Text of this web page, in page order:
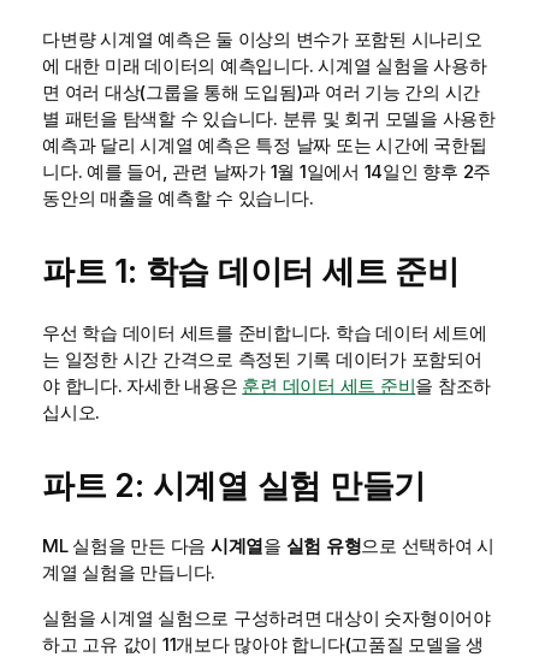
다변량 시계열 예측은 둘 이상의 변수가 포함된 시나리오
에 대한 미래 데이터의 예측입니다. 시계열 실험을 사용하
면 여러 대상(그룹을 통해 도입됨)과 여러 기능 간의 시간
별 패턴을 탐색할 수 있습니다. 분류 및 회귀 모델을 사용한
예측과 달리 시계열 예측은 특정 날짜 또는 시간에 국한됩
니다. 예를 들어, 관련 날짜가 1월 1일에서 14일인 향후 2주
동안의 매출을 예측할 수 있습니다.
파트 1: 학습 데이터 세트 준비
우선 학습 데이터 세트를 준비합니다. 학습 데이터 세트에
는 일정한 시간 간격으로 측정된 기록 데이터가 포함되어
야 합니다. 자세한 내용은 훈련 데이터 세트 준비을 참조하
십시오.
파트 2: 시계열 실험 만들기
ML 실험을 만든 다음 시계열을 실험 유형으로 선택하여 시
계열 실험을 만듭니다.
실험을 시계열 실험으로 구성하려면 대상이 숫자형이어야
하고 고유 값이 11개보다 많아야 합니다(고품질 모델을 생